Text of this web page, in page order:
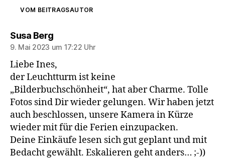
VOM BEITRAGSAUTOR
Susa Bergsagt:
9. Mai 2023 um 17:22 Uhr
Liebe Ines,
der Leuchtturm ist keine
„Bilderbuchschönheit“, hat aber Charme. Tolle
Fotos sind Dir wieder gelungen. Wir haben jetzt
auch beschlossen, unsere Kamera in Kürze
wieder mit für die Ferien einzupacken.
Deine Einkäufe lesen sich gut geplant und mit
Bedacht gewählt. Eskalieren geht anders… ;-))